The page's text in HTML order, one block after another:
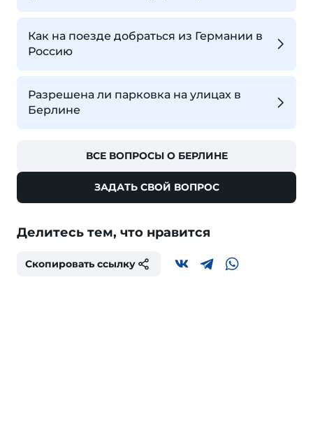
Как на поезде добраться из Германии в
Россию
Разрешена ли парковка на улицах в
Берлине
ВСЕ ВОПРОСЫ О БЕРЛИНЕ
ЗАДАТЬ СВОЙ ВОПРОС
Делитесь тем, что нравится
Скопировать ссылку